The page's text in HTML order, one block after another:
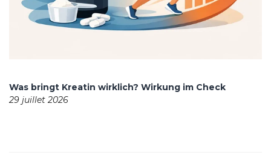
Was bringt Kreatin wirklich? Wirkung im Check
29 juillet 2026